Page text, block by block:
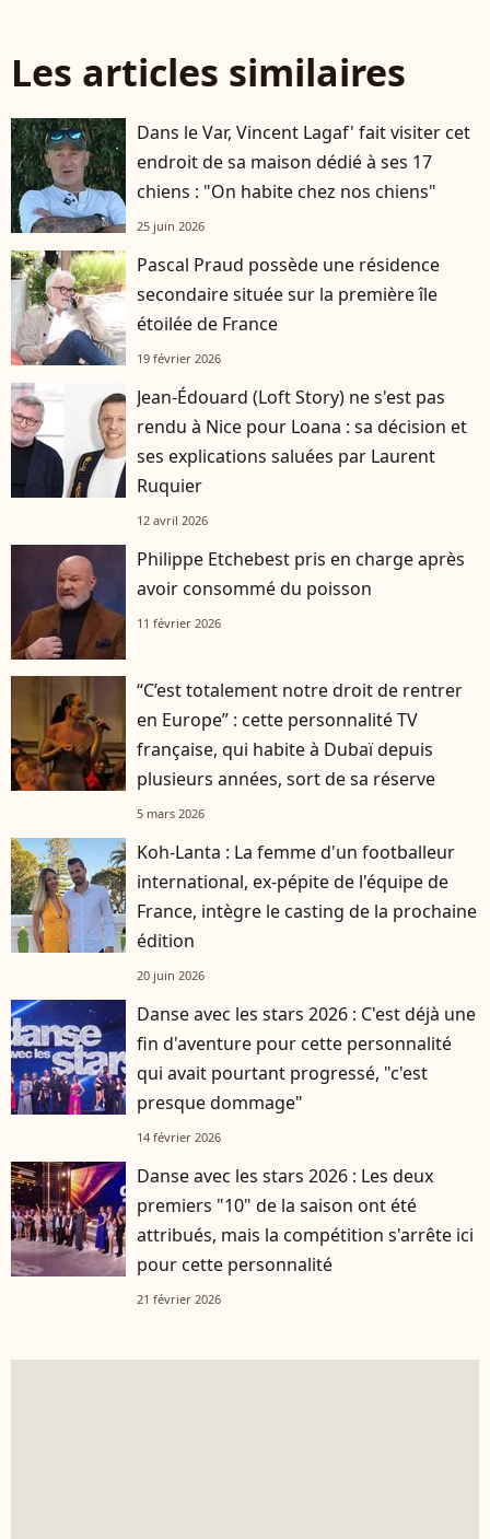
Les articles similaires
Dans le Var, Vincent Lagaf' fait visiter cet
endroit de sa maison dédié à ses 17
chiens : "On habite chez nos chiens"
25 juin 2026
Pascal Praud possède une résidence
secondaire située sur la première île
étoilée de France
19 février 2026
Jean-Édouard (Loft Story) ne s'est pas
rendu à Nice pour Loana : sa décision et
ses explications saluées par Laurent
Ruquier
12 avril 2026
Philippe Etchebest pris en charge après
avoir consommé du poisson
11 février 2026
“C’est totalement notre droit de rentrer
en Europe” : cette personnalité TV
française, qui habite à Dubaï depuis
plusieurs années, sort de sa réserve
5 mars 2026
Koh-Lanta : La femme d'un footballeur
international, ex-pépite de l'équipe de
France, intègre le casting de la prochaine
édition
20 juin 2026
Danse avec les stars 2026 : C'est déjà une
fin d'aventure pour cette personnalité
qui avait pourtant progressé, "c'est
presque dommage"
14 février 2026
Danse avec les stars 2026 : Les deux
premiers "10" de la saison ont été
attribués, mais la compétition s'arrête ici
pour cette personnalité
21 février 2026